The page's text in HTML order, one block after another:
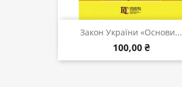
Закон України «Основи...
100,00 ₴